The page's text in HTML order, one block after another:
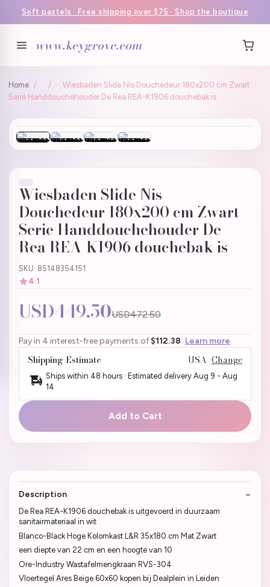
Soft pastels · Free shipping over $75 · Shop the boutique
www.keygrove.com
Home / /
Wiesbaden Slide Nis Douchedeur 180x200 cm Zwart
Serie Handdouchehouder De Rea REA-K1906 douchebak is
Wiesbaden Slide Nis
Douchedeur 180x200 cm Zwart
Serie Handdouchehouder De
Rea REA-K1906 douchebak is
SKU: 85148354151
4.1
USD449.50USD472.50
Pay in 4 interest-free payments of $112.38 Learn more
Shipping Estimate USA Change
Ships within 48 hours · Estimated delivery Aug 9 - Aug
14
Add to Cart
Description
De Rea REA-K1906 douchebak is uitgevoerd in duurzaam
sanitairmateriaal in wit
Blanco-Black Hoge Kolomkast L&R 35x180 cm Mat Zwart
een diepte van 22 cm en een hoogte van 10
Ore-Industry Wastafelmengkraan RVS-304
Vloertegel Ares Beige 60x60 kopen bij Dealplein in Leiden